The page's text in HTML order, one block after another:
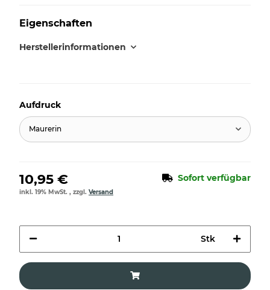
Eigenschaften
Herstellerinformationen
Aufdruck
Maurerin
10,95 € Sofort verfügbar
inkl. 19% MwSt. , zzgl. Versand
Stk